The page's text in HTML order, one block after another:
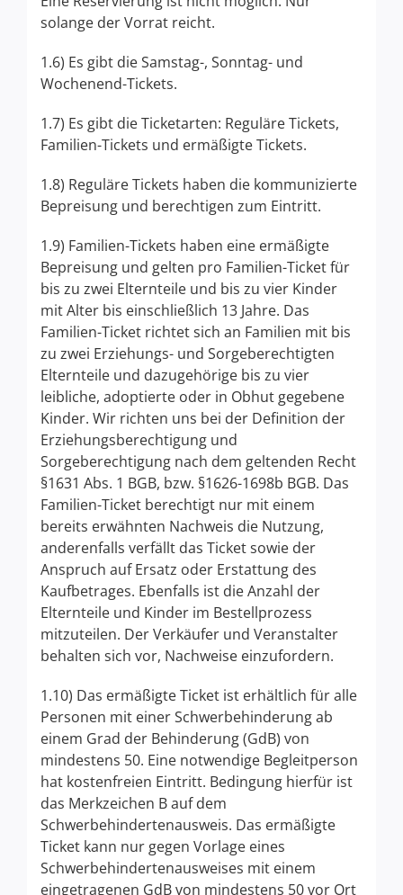
solange der Vorrat reicht.
1.6) Es gibt die Samstag-, Sonntag- und
Wochenend-Tickets.
1.7) Es gibt die Ticketarten: Reguläre Tickets,
Familien-Tickets und ermäßigte Tickets.
1.8) Reguläre Tickets haben die kommunizierte
Bepreisung und berechtigen zum Eintritt.
1.9) Familien-Tickets haben eine ermäßigte
Bepreisung und gelten pro Familien-Ticket für
bis zu zwei Elternteile und bis zu vier Kinder
mit Alter bis einschließlich 13 Jahre. Das
Familien-Ticket richtet sich an Familien mit bis
zu zwei Erziehungs- und Sorgeberechtigten
Elternteile und dazugehörige bis zu vier
leibliche, adoptierte oder in Obhut gegebene
Kinder. Wir richten uns bei der Definition der
Erziehungsberechtigung und
Sorgeberechtigung nach dem geltenden Recht
§1631 Abs. 1 BGB, bzw. §1626-1698b BGB. Das
Familien-Ticket berechtigt nur mit einem
bereits erwähnten Nachweis die Nutzung,
anderenfalls verfällt das Ticket sowie der
Anspruch auf Ersatz oder Erstattung des
Kaufbetrages. Ebenfalls ist die Anzahl der
Elternteile und Kinder im Bestellprozess
mitzuteilen. Der Verkäufer und Veranstalter
behalten sich vor, Nachweise einzufordern.
1.10) Das ermäßigte Ticket ist erhältlich für alle
Personen mit einer Schwerbehinderung ab
einem Grad der Behinderung (GdB) von
mindestens 50. Eine notwendige Begleitperson
hat kostenfreien Eintritt. Bedingung hierfür ist
das Merkzeichen B auf dem
Schwerbehindertenausweis. Das ermäßigte
Ticket kann nur gegen Vorlage eines
Schwerbehindertenausweises mit einem
eingetragenen GdB von mindestens 50 vor Ort